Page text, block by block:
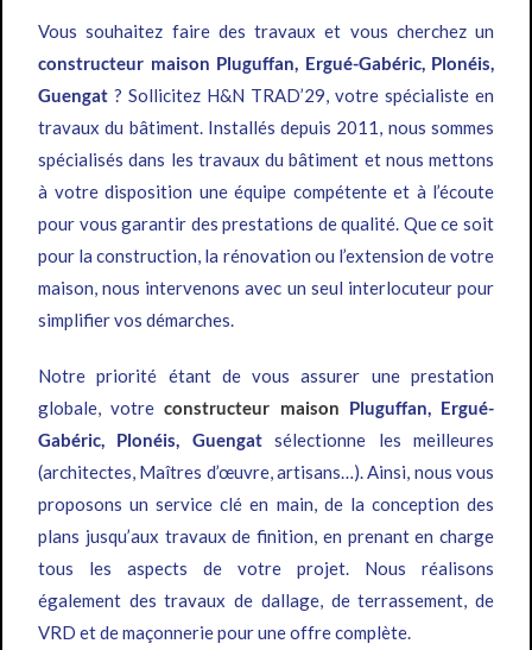
Vous souhaitez faire des travaux et vous cherchez un
constructeur maison Pluguffan, Ergué-Gabéric, Plonéis,
Guengat ? Sollicitez H&N TRAD’29, votre spécialiste en
travaux du bâtiment. Installés depuis 2011, nous sommes
spécialisés dans les travaux du bâtiment et nous mettons
à votre disposition une équipe compétente et à l’écoute
pour vous garantir des prestations de qualité. Que ce soit
pour la construction, la rénovation ou l’extension de votre
maison, nous intervenons avec un seul interlocuteur pour
simplifier vos démarches.
Notre priorité étant de vous assurer une prestation
globale, votreconstructeur maison Pluguffan, Ergué-
Gabéric, Plonéis, Guengatsélectionne les meilleures
(architectes, Maîtres d’œuvre, artisans…). Ainsi, nous vous
proposons un service clé en main, de la conception des
plans jusqu’aux travaux de finition, en prenant en charge
tous les aspects de votre projet. Nous réalisons
également des travaux de dallage, de terrassement, de
VRD et de maçonnerie pour une offre complète.